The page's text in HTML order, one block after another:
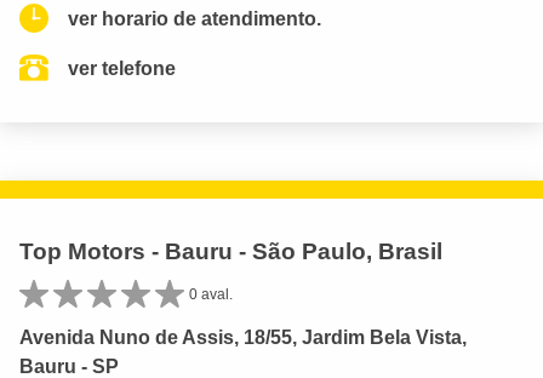
ver horario de atendimento.
ver telefone
Top Motors - Bauru - São Paulo, Brasil
0 aval.
Avenida Nuno de Assis, 18/55, Jardim Bela Vista,
Bauru - SP